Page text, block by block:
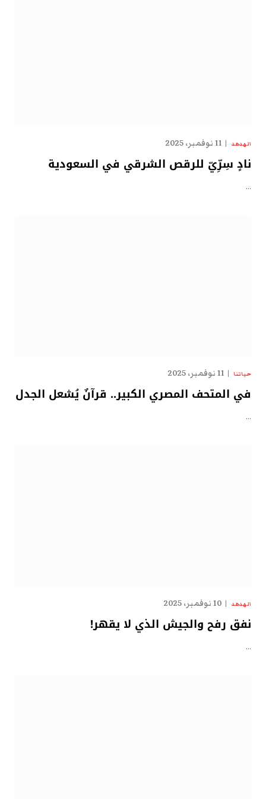
الهدهد 11 نوفمبر، 2025
نادٍ سِرِّيّ للرقص الشرقي في السعودية
…
حياتنا 11 نوفمبر، 2025
في المتحف المصري الكبير.. قرآنٌ يُشعل الجدل
…
الهدهد 10 نوفمبر، 2025
نفق رفح والجيش الذي لا يقهر!
…